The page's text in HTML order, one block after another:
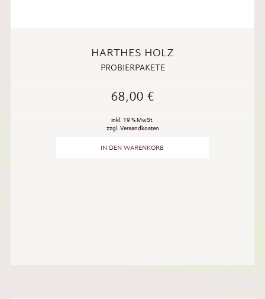
HARTHES HOLZ
PROBIERPAKETE
68,00€
inkl. 19 % MwSt.
zzgl. Versandkosten
IN DEN WARENKORB